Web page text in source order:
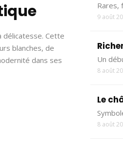
délicatesse. Cette
blanches, de
dans ses
Rares,
9 août
Un
8 août
Le
8 août